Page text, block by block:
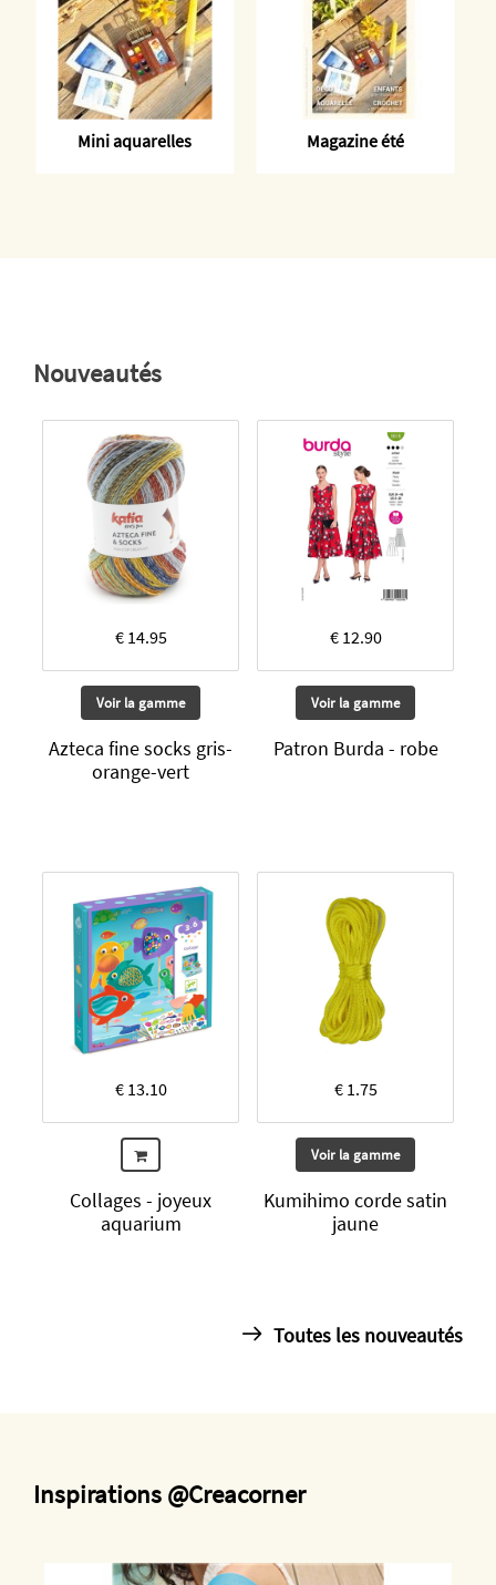
Mini aquarelles Magazine été
Nouveautés
€ 14.95
Voir la gamme
Azteca fine socks gris-
orange-vert
€ 12.90
Voir la gamme
Patron Burda - robe
€ 13.10
Collages - joyeux
aquarium
€ 1.75
Voir la gamme
Kumihimo corde satin
jaune
Toutes les nouveautés
Inspirations @Creacorner